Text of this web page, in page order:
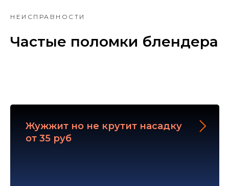
НЕИСПРАВНОСТИ
Частые поломки блендера
Жужжит но не крутит насадку
от 35 руб